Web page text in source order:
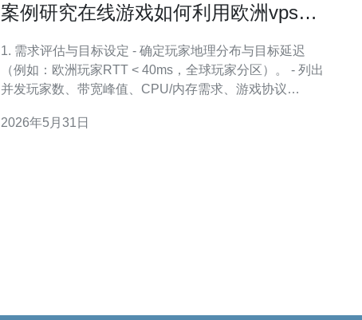
案例研究在线游戏如何利用欧洲vps低
1. 需求评估与目标设定 - 确定玩家地理分布与目标延迟
（例如：欧洲玩家RTT < 40ms，全球玩家分区）。 - 列出
并发玩家数、带宽峰值、CPU/内存需求、游戏协议
包率、可用性目标。 2. 选择合适的欧洲VPS提供商与节点
2026年5月31日